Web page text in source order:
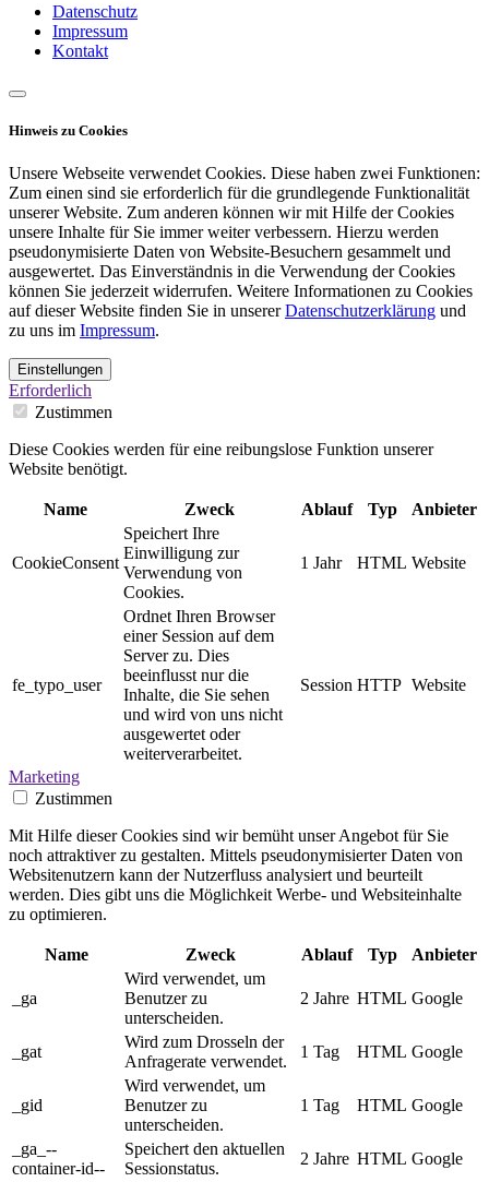
Datenschutz
Impressum
Kontakt
Hinweis zu Cookies
Unsere Webseite verwendet Cookies. Diese haben zwei Funktionen:
Zum einen sind sie erforderlich für die grundlegende Funktionalität
unserer Website. Zum anderen können wir mit Hilfe der Cookies
unsere Inhalte für Sie immer weiter verbessern. Hierzu werden
pseudonymisierte Daten von Website-Besuchern gesammelt und
ausgewertet. Das Einverständnis in die Verwendung der Cookies
können Sie jederzeit widerrufen. Weitere Informationen zu Cookies
auf dieser Website finden Sie in unsererDatenschutzerklärung und
zu uns im Impressum.
Einstellungen
Erforderlich
Zustimmen
Diese Cookies werden für eine reibungslose Funktion unserer
Website benötigt.
Name Zweck Ablauf Typ Anbieter
CookieConsent
Speichert Ihre
Einwilligung zur
Verwendung von
Cookies.
1 Jahr HTML Website
fe_typo_user
Ordnet Ihren Browser
einer Session auf dem
Server zu. Dies
beeinflusst nur die
Inhalte, die Sie sehen
und wird von uns nicht
ausgewertet oder
weiterverarbeitet.
Session HTTP Website
Marketing
Zustimmen
Mit Hilfe dieser Cookies sind wir bemüht unser Angebot für Sie
noch attraktiver zu gestalten. Mittels pseudonymisierter Daten von
Websitenutzern kann der Nutzerfluss analysiert und beurteilt
werden. Dies gibt uns die Möglichkeit Werbe- und Websiteinhalte
zu optimieren.
Name Zweck Ablauf Typ Anbieter
_ga
Wird verwendet, um
Benutzer zu
unterscheiden.
2 Jahre HTML Google
_gat
Wird zum Drosseln der
Anfragerate verwendet.
1 Tag HTML Google
_gid
Wird verwendet, um
Benutzer zu
unterscheiden.
1 Tag HTML Google
_ga_--
container-id--
Speichert den aktuellen
Sessionstatus.
2 Jahre HTML Google